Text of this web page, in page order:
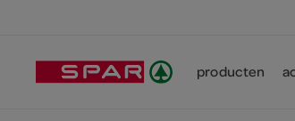
producten